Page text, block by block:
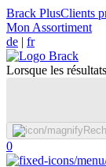
Brack PlusClients
Mon Assortiment
de | fr
Lorsque les
0